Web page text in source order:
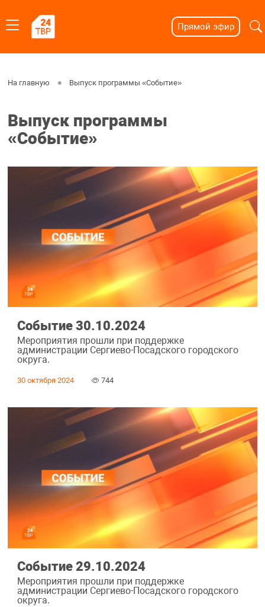
Прямой эфир
На главную Выпуск программы «Событие»
Выпуск программы
«Событие»
Событие 30.10.2024
Мероприятия прошли при поддержке
администрации Сергиево-Посадского городского
округа.
30 октября 2024 744
Событие 29.10.2024
Мероприятия прошли при поддержке
администрации Сергиево-Посадского городского
округа.